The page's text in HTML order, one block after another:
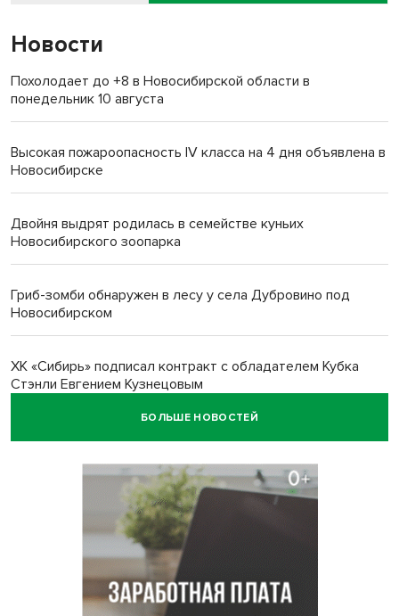
Новости
Похолодает до +8 в Новосибирской области в
понедельник 10 августа
Высокая пожароопасность IV класса на 4 дня объявлена в
Новосибирске
Двойня выдрят родилась в семействе куньих
Новосибирского зоопарка
Гриб-зомби обнаружен в лесу у села Дубровино под
Новосибирском
ХК «Сибирь» подписал контракт с обладателем Кубка
Стэнли Евгением Кузнецовым
Отправил инвалида на СВО и получил его «посмертные»
Андрей Травников поздравил новосибирцев с
юбилейным Днем строителя
Ученики новосибирского лицея победили в
Международной олимпиаде по ИИ
БОЛЬШЕ НОВОСТЕЙ